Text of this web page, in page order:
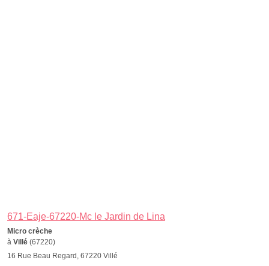
671-Eaje-67220-Mc le Jardin de Lina
Micro crèche
à Villé (67220)
16 Rue Beau Regard, 67220 Villé